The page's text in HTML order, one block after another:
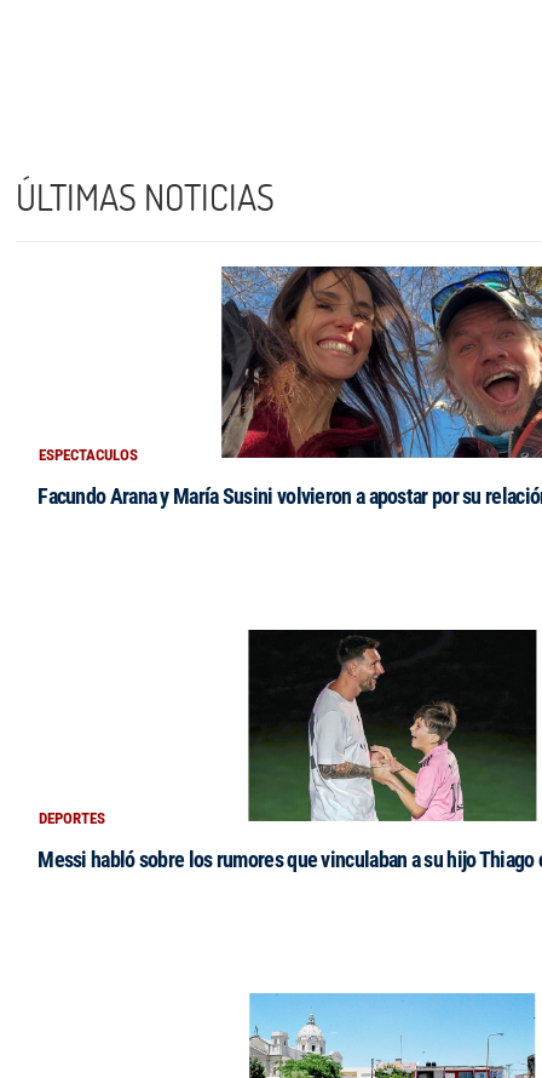
ÚLTIMAS NOTICIAS
ESPECTACULOS
Facundo Arana y María Susini volvieron a apostar por su
DEPORTES
Messi habló sobre los rumores que vinculaban a su hijo Thiago